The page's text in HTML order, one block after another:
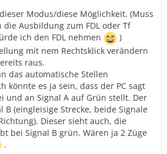
Modus/diese Möglichkeit. (Muss
Ausbildung zum FDL oder Tf
ich den FDL nehmen
)
mit nem Rechtsklick verändern
raus.
das automatische Stellen
könnte es ja sein, dass der PC sagt
und an Signal A auf Grün stellt. Der
B (eingleisige Strecke, beide Signale
Dieser sieht auch, die
bei Signal B grün. Wären ja 2 Züge
.